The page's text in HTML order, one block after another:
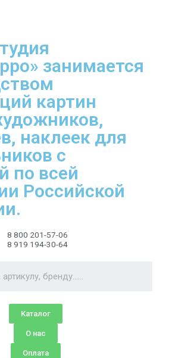
занимается
картин
наклеек для
с
по всей
Российской
8 800 201-57-06
8 919 194-30-64
Каталог
О нас
Оплата